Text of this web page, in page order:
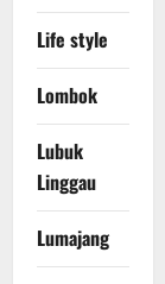
Life style
Lombok
Lubuk
Linggau
Lumajang